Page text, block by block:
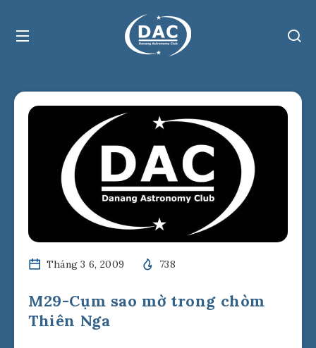
Tháng 3 6, 2009 738
M29-Cụm sao mờ trong chòm
Thiên Nga